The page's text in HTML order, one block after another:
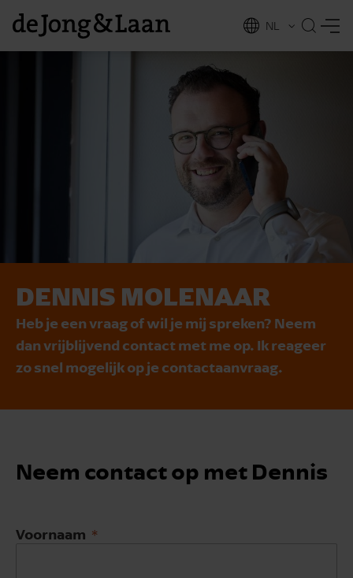
EN
NL
DENNIS MOLENAAR
Heb je een vraag of wil je mij spreken? Neem
dan vrijblijvend contact met me op. Ik reageer
zo snel mogelijk op je contactaanvraag.
Neem contact op met Dennis
Voornaam